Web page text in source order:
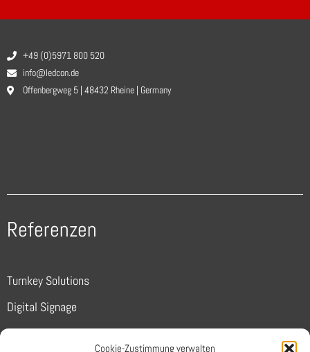
Cookie-Zustimmung verwalten
+49 (0)5971 800 520
info@ledcon.de
Offenbergweg 5 | 48432 Rheine | Germany
Referenzen
Turnkey Solutions
Digital Signage
Sports